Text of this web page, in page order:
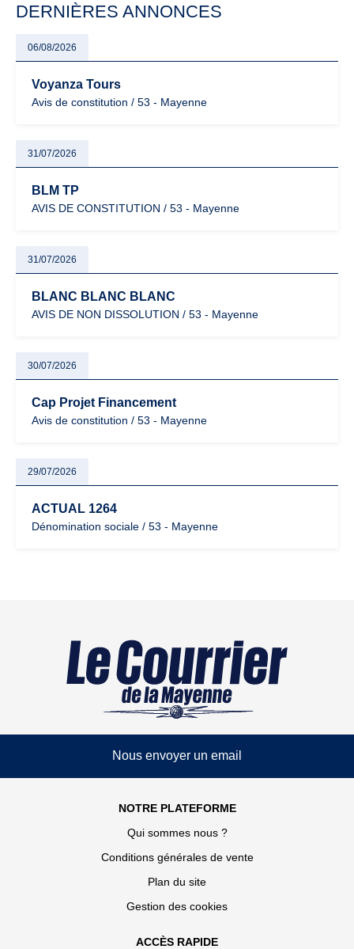
DERNIÈRES ANNONCES
06/08/2026
Voyanza Tours
Avis de constitution / 53 - Mayenne
31/07/2026
BLM TP
AVIS DE CONSTITUTION / 53 - Mayenne
31/07/2026
BLANC BLANC BLANC
AVIS DE NON DISSOLUTION / 53 - Mayenne
30/07/2026
Cap Projet Financement
Avis de constitution / 53 - Mayenne
29/07/2026
ACTUAL 1264
Dénomination sociale / 53 - Mayenne
Nous envoyer un email
NOTRE PLATEFORME
Qui sommes nous ?
Conditions générales de vente
Plan du site
Gestion des cookies
ACCÈS RAPIDE